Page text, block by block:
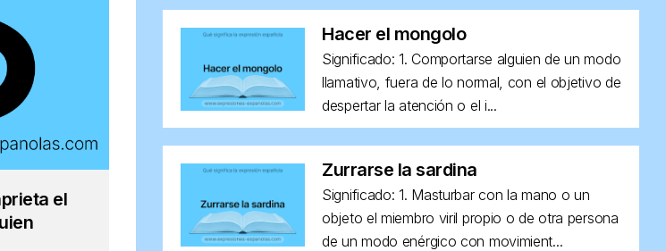
el
Hacer el mongolo
Significado: 1. Comportarse alguien de un modo
llamativo, fuera de lo normal, con el objetivo de
despertar la atención o el i...
Zurrarse la sardina
Significado: 1. Masturbar con la mano o un
objeto el miembro viril propio o de otra persona
de un modo enérgico con movimient...